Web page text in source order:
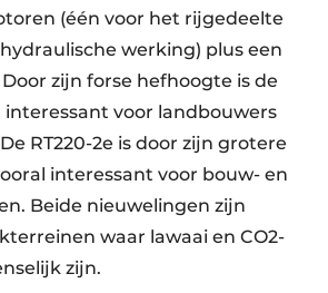
(één voor het rijgedeelte
werking) plus een
zijn forse hefhoogte is de
interessant voor landbouwers
RT220-2e is door zijn grotere
interessant voor bouw- en
Beide nieuwelingen zijn
waar lawaai en CO2-
zijn.